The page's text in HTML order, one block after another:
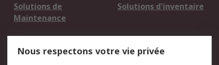
Solutions de
Maintenance
Solutions d'inventaire
Nous respectons votre vie privée